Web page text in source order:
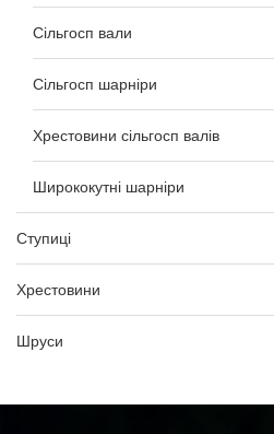
Сільгосп вали
Сільгосп шарніри
Хрестовини сільгосп валів
Ширококутні шарніри
Ступиці
Хрестовини
Шруси